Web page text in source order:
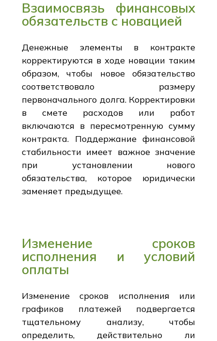
Взаимосвязь финансовых
обязательств с новацией
Денежные элементы в контракте
корректируются в ходе новации таким
образом, чтобы новое обязательство
соответствовало размеру
первоначального долга. Корректировки
в смете расходов или работ
включаются в пересмотренную сумму
контракта. Поддержание финансовой
стабильности имеет важное значение
при установлении нового
обязательства, которое юридически
заменяет предыдущее.
Изменение сроков
исполнения и условий
оплаты
Изменение сроков исполнения или
графиков платежей подвергается
тщательному анализу, чтобы
определить, действительно ли